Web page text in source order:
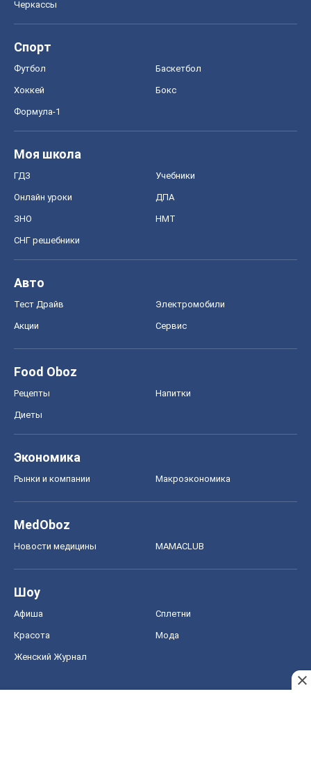
Черкассы
Спорт
Футбол Баскетбол
Хоккей Бокс
Формула-1
Моя школа
ГДЗ Учебники
Онлайн уроки ДПА
ЗНО НМТ
СНГ решебники
Авто
Тест Драйв Электромобили
Акции Сервис
Food Oboz
Рецепты Напитки
Диеты
Экономика
Рынки и компании Mакроэкономика
MedOboz
Новости медицины MAMACLUB
Шоу
Афиша Сплетни
Красота Мода
Женский Журнал